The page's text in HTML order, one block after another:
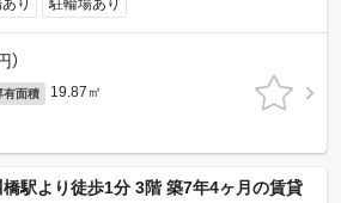
り 駐輪場あり
有面積 19.87㎡
橋駅より徒歩1分 3階 築7年4ヶ月の賃貸